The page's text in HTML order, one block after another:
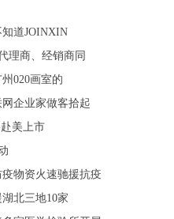
道JOINXIN
理商、经销商同
020画室的
企业家做客拾起
美上市
物资火速驰援抗疫
北三地10家